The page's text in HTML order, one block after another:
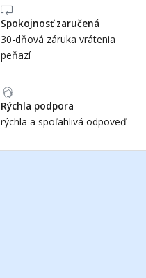
Spokojnosť zaručená
30-dňová záruka vrátenia
peňazí
Rýchla podpora
rýchla a spoľahlivá odpoveď